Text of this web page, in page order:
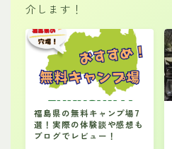
介します！
福島県の無料キャンプ場7
選！実際の体験談や感想も
ブログでレビュー！